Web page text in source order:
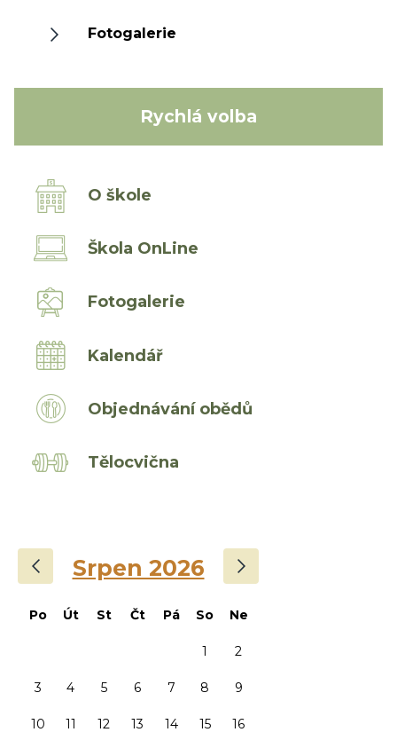
Fotogalerie
Rychlá volba
O škole
Škola OnLine
Fotogalerie
Kalendář
Objednávání obědů
Tělocvična
Srpen 2026 ›
Po Út St Čt Pá So Ne
1 2
3 4 5 6 7 8 9
10 11 12 13 14 15 16